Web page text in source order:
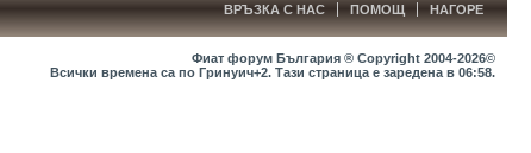
ВРЪЗКА С НАС ПОМОЩ НАГОРЕ
Фиат форум България ® Copyright 2004-2026©
Всички времена са по Гринуич+2. Тази страница е заредена в 06:58.